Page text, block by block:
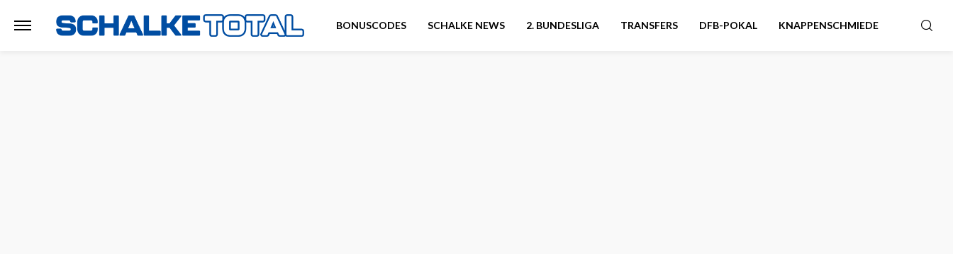
BONUSCODES SCHALKE NEWS 2. BUNDESLIGA TRANSFERS DFB-POKAL KNAPPENSCHMIEDE